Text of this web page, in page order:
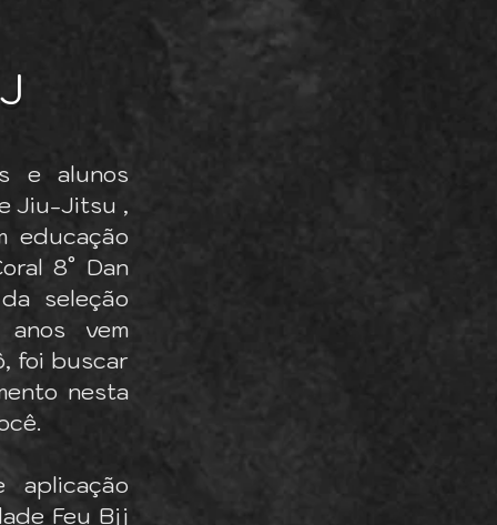
e alunos
Jiu-Jitsu ,
educação
8° Dan
seleção
vem
foi buscar
nesta
Feu Bjj